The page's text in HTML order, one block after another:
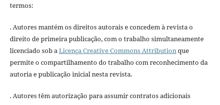
termos:
. Autores mantém os direitos autorais e concedem à revista o
direito de primeira publicação, com o trabalho simultaneamente
licenciado sob aLicença Creative Commons Attributionque
permite o compartilhamento do trabalho com reconhecimento da
autoria e publicação inicial nesta revista.
. Autores têm autorização para assumir contratos adicionais